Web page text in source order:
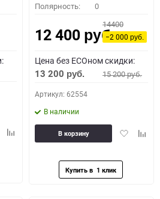
Добавить
Полярность: 0
12 400 руб.
14400
−2 000руб.
Цена без ECOном скидки:
13 200 руб. 15 200руб.
Артикул: 62554
В наличии
Добавить
В корзину